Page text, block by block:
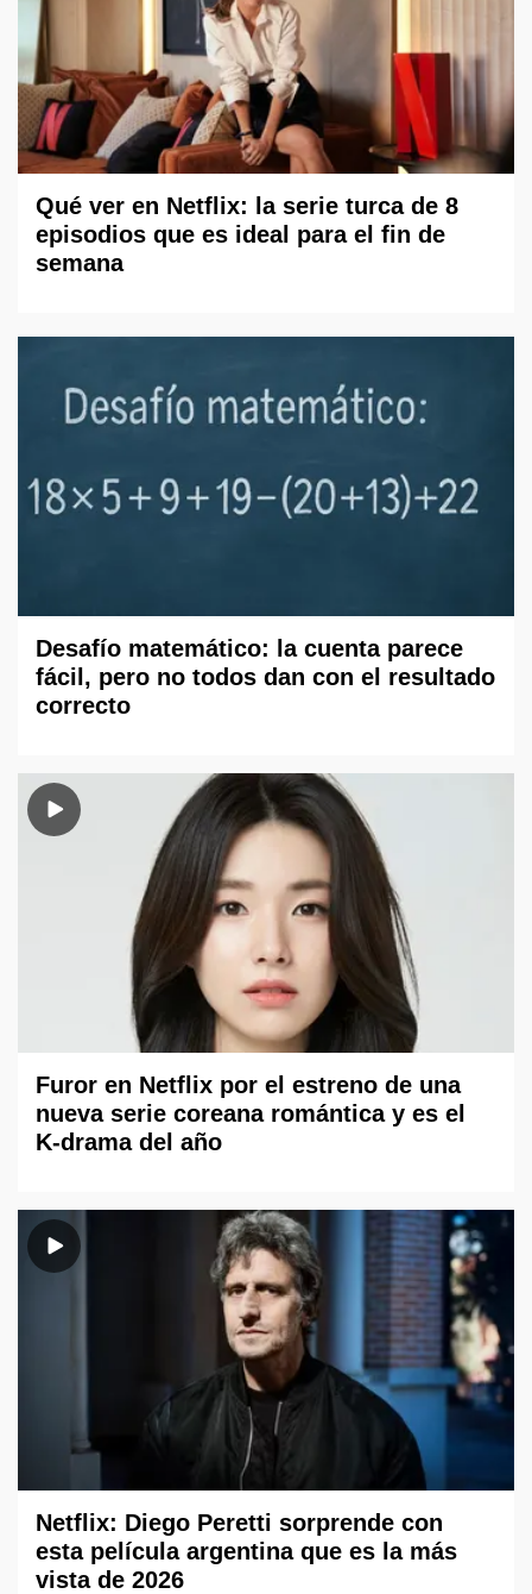
Qué ver en Netflix: la serie turca de 8
episodios que es ideal para el fin de
semana
Desafío matemático: la cuenta parece
fácil, pero no todos dan con el resultado
correcto
Furor en Netflix por el estreno de una
nueva serie coreana romántica y es el
K-drama del año
Netflix: Diego Peretti sorprende con
esta película argentina que es la más
vista de 2026